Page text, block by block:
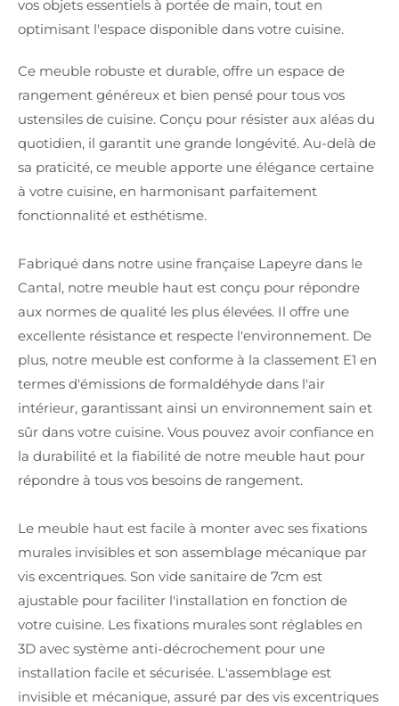
vos objets essentiels à portée de main, tout en
optimisant l'espace disponible dans votre cuisine.
Ce meuble robuste et durable, offre un espace de
rangement généreux et bien pensé pour tous vos
ustensiles de cuisine. Conçu pour résister aux aléas du
quotidien, il garantit une grande longévité. Au-delà de
sa praticité, ce meuble apporte une élégance certaine
à votre cuisine, en harmonisant parfaitement
fonctionnalité et esthétisme.
Fabriqué dans notre usine française Lapeyre dans le
Cantal, notre meuble haut est conçu pour répondre
aux normes de qualité les plus élevées. Il offre une
excellente résistance et respecte l'environnement. De
plus, notre meuble est conforme à la classement E1 en
termes d'émissions de formaldéhyde dans l'air
intérieur, garantissant ainsi un environnement sain et
sûr dans votre cuisine. Vous pouvez avoir confiance en
la durabilité et la fiabilité de notre meuble haut pour
répondre à tous vos besoins de rangement.
Le meuble haut est facile à monter avec ses fixations
murales invisibles et son assemblage mécanique par
vis excentriques. Son vide sanitaire de 7cm est
ajustable pour faciliter l'installation en fonction de
votre cuisine. Les fixations murales sont réglables en
3D avec système anti-décrochement pour une
installation facile et sécurisée. L'assemblage est
invisible et mécanique, assuré par des vis excentriques